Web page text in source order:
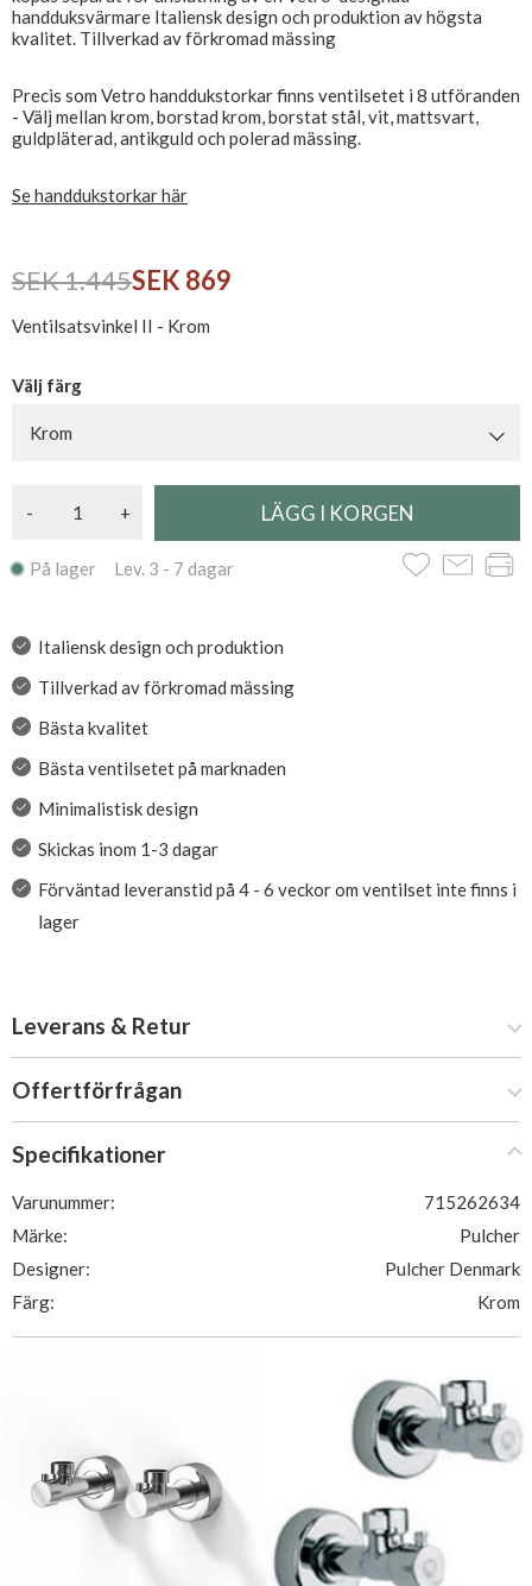
handduksvärmare Italiensk design och produktion av högsta
kvalitet. Tillverkad av förkromad mässing
Precis som Vetro handdukstorkar finns ventilsetet i 8 utföranden
- Välj mellan krom, borstad krom, borstat stål, vit, mattsvart,
guldpläterad, antikguld och polerad mässing.
Se handdukstorkar här
SEK 1.445SEK 869
Ventilsatsvinkel II - Krom
Välj färg
Krom
- +
På lager Lev. 3 - 7 dagar
Italiensk design och produktion
Tillverkad av förkromad mässing
Bästa kvalitet
Bästa ventilsetet på marknaden
Minimalistisk design
Skickas inom 1-3 dagar
Förväntad leveranstid på 4 - 6 veckor om ventilset inte finns i
lager
Leverans & Retur
Offertförfrågan
Specifikationer
Varunummer:
715262634
Märke:
Pulcher
Designer:
Pulcher Denmark
Färg:
Krom